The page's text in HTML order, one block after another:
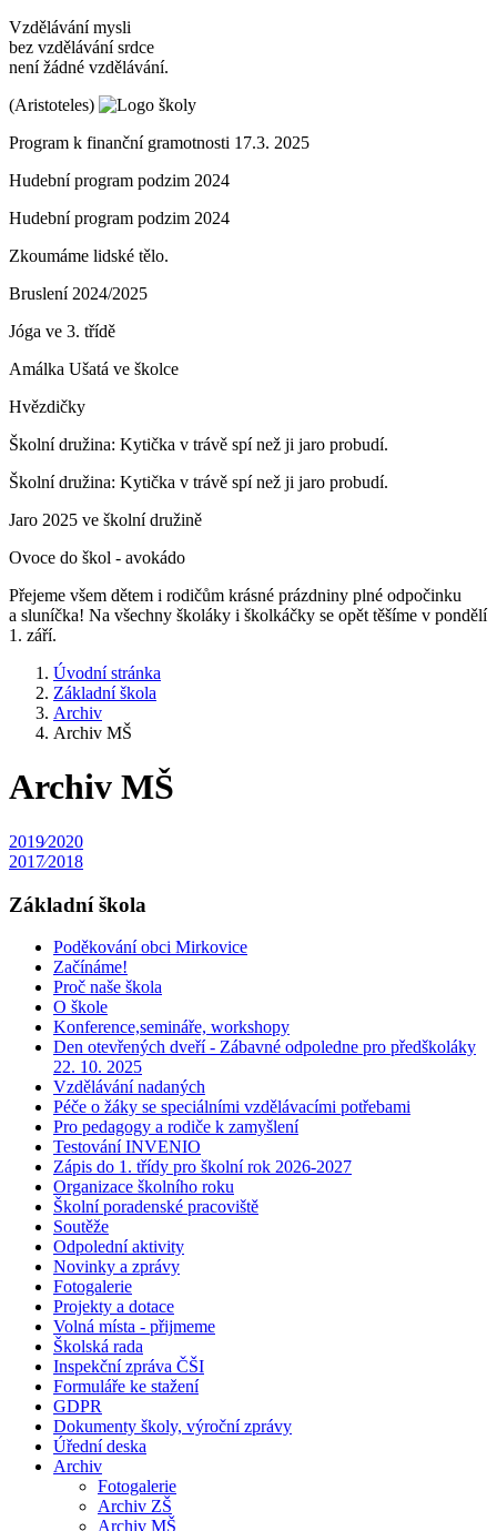
Vzdělávání mysli
bez vzdělávání srdce
není žádné vzdělávání.
(Aristoteles)
Program k finanční gramotnosti 17.3. 2025
Hudební program podzim 2024
Hudební program podzim 2024
Zkoumáme lidské tělo.
Bruslení 2024/2025
Jóga ve 3. třídě
Amálka Ušatá ve školce
Hvězdičky
Školní družina: Kytička v trávě spí než ji jaro probudí.
Školní družina: Kytička v trávě spí než ji jaro probudí.
Jaro 2025 ve školní družině
Ovoce do škol - avokádo
Přejeme všem dětem i rodičům krásné prázdniny plné odpočinku
a sluníčka! Na všechny školáky i školkáčky se opět těšíme v pondělí
1. září.
Úvodní stránka
Základní škola
Archiv
Archiv MŠ
Archiv MŠ
2019⁄2020
2017⁄2018
Základní škola
Poděkování obci Mirkovice
Začínáme!
Proč naše škola
O škole
Konference,semináře, workshopy
Den otevřených dveří - Zábavné odpoledne pro předškoláky
22. 10. 2025
Vzdělávání nadaných
Péče o žáky se speciálními vzdělávacími potřebami
Pro pedagogy a rodiče k zamyšlení
Testování INVENIO
Zápis do 1. třídy pro školní rok 2026-2027
Organizace školního roku
Školní poradenské pracoviště
Soutěže
Odpolední aktivity
Novinky a zprávy
Fotogalerie
Projekty a dotace
Volná místa - přijmeme
Školská rada
Inspekční zpráva ČŠI
Formuláře ke stažení
GDPR
Dokumenty školy, výroční zprávy
Úřední deska
Archiv
Fotogalerie
Archiv ZŠ
Archiv MŠ